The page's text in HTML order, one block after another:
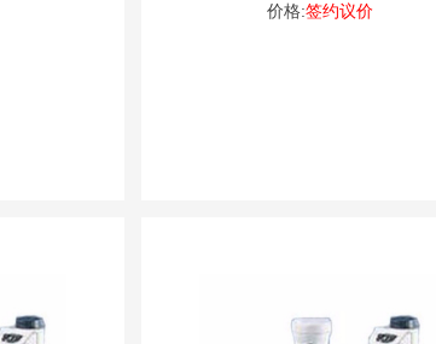
价格:签约议价